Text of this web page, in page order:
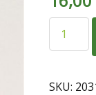
KUTIJA
SKU: